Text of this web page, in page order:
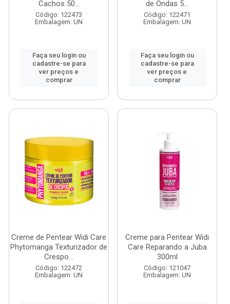
Cachos 50...
Código: 122473
Embalagem: UN
Faça seu login ou
cadastre-se para
ver preços e
comprar
de Ondas 5...
Código: 122471
Embalagem: UN
Faça seu login ou
cadastre-se para
ver preços e
comprar
Creme de Pentear Widi Care
Phytomanga Texturizador de
Crespo...
Código: 122472
Embalagem: UN
Creme para Pentear Widi
Care Reparando a Juba
300ml
Código: 121047
Embalagem: UN